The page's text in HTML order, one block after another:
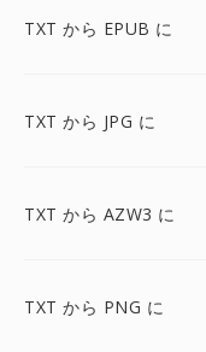
TXT から EPUB に
TXT から JPG に
TXT から AZW3 に
TXT から PNG に